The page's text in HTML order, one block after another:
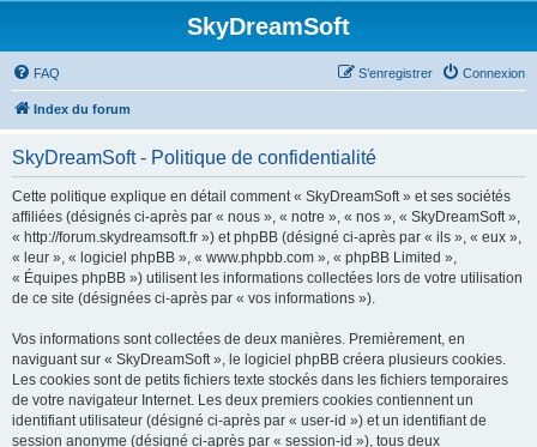
SkyDreamSoft
FAQ Connexion
S’enregistrer
Index du forum
SkyDreamSoft - Politique de confidentialité
Cette politique explique en détail comment « SkyDreamSoft » et ses sociétés
affiliées (désignés ci-après par « nous », « notre », « nos », « SkyDreamSoft »,
« http://forum.skydreamsoft.fr ») et phpBB (désigné ci-après par « ils », « eux »,
« leur », « logiciel phpBB », « www.phpbb.com », « phpBB Limited »,
« Équipes phpBB ») utilisent les informations collectées lors de votre utilisation
de ce site (désignées ci-après par « vos informations »).
Vos informations sont collectées de deux manières. Premièrement, en
naviguant sur « SkyDreamSoft », le logiciel phpBB créera plusieurs cookies.
Les cookies sont de petits fichiers texte stockés dans les fichiers temporaires
de votre navigateur Internet. Les deux premiers cookies contiennent un
identifiant utilisateur (désigné ci-après par « user-id ») et un identifiant de
session anonyme (désigné ci-après par « session-id »), tous deux